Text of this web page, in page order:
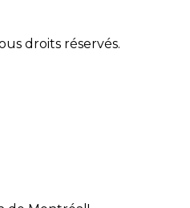
droits réservés.